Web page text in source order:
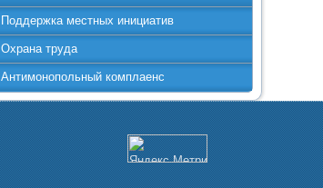
Поддержка местных инициатив
Охрана труда
Антимонопольный комплаенс